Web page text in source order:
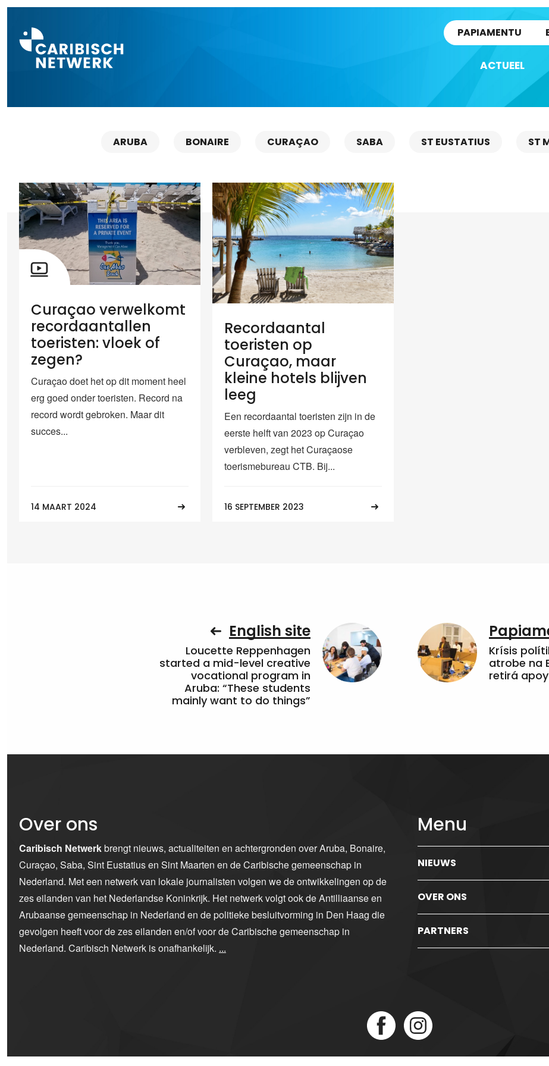
PAPIAMENTU
ACTUEEL
ARUBA BONAIRE CURAÇAO SABA ST EUSTATIUS ST
Curaçao verwelkomt
recordaantallen
toeristen: vloek of
zegen?
Curaçao doet het op dit moment heel
erg goed onder toeristen. Record na
record wordt gebroken. Maar dit
succes...
14 MAART 2024
Recordaantal
toeristen op
Curaçao, maar
kleine hotels blijven
leeg
Een recordaantal toeristen zijn in de
eerste helft van 2023 op Curaçao
verbleven, zegt het Curaçaose
toerismebureau CTB. Bij...
16 SEPTEMBER 2023
English site
Loucette Reppenhagen
started a mid-level creative
vocational program in
Aruba: “These students
mainly want to do things”
Krísis
atrobe na
retirá
Over ons
Caribisch Netwerkbrengt nieuws, actualiteiten en achtergronden over Aruba, Bonaire,
Curaçao, Saba, Sint Eustatius en Sint Maarten en de Caribische gemeenschap in
Nederland. Met een netwerk van lokale journalisten volgen we de ontwikkelingen op de
zes eilanden van het Nederlandse Koninkrijk. Het netwerk volgt ook de Antilliaanse en
Arubaanse gemeenschap in Nederland en de politieke besluitvorming in Den Haag die
gevolgen heeft voor de zes eilanden en/of voor de Caribische gemeenschap in
Nederland. Caribisch Netwerk is onafhankelijk. ...
Menu
NIEUWS
OVER ONS
PARTNERS